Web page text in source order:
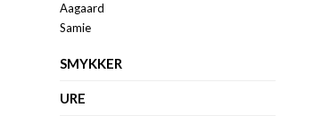
Aagaard
Samie
SMYKKER
URE